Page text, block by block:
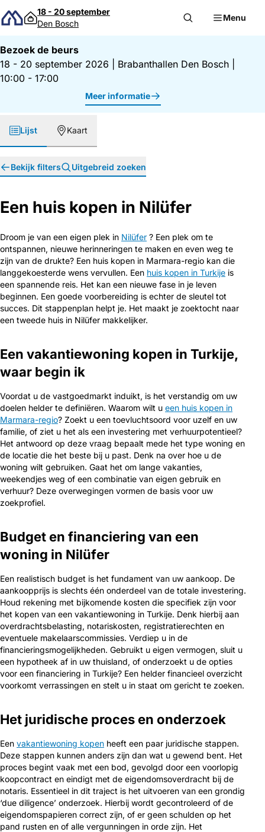
Direct naar inhoud
18 - 20 september
Den Bosch
Menu
Bezoek de beurs
18 - 20 september 2026
Brabanthallen Den Bosch
10:00 - 17:00
Meer informatie
Lijst Kaart
Bekijk filters Uitgebreid zoeken
Een huis kopen in Nilüfer
Droom je van een eigen plek in Nilüfer ? Een plek om te
ontspannen, nieuwe herinneringen te maken en even weg te
zijn van de drukte? Een huis kopen in Marmara-regio kan die
langgekoesterde wens vervullen. Een huis kopen in Turkije is
een spannende reis. Het kan een nieuwe fase in je leven
beginnen. Een goede voorbereiding is echter de sleutel tot
succes. Dit stappenplan helpt je. Het maakt je zoektocht naar
een tweede huis in Nilüfer makkelijker.
Een vakantiewoning kopen in Turkije,
waar begin ik
Voordat u de vastgoedmarkt induikt, is het verstandig om uw
doelen helder te definiëren. Waarom wilt u een huis kopen in
Marmara-regio? Zoekt u een toevluchtsoord voor uzelf en uw
familie, of ziet u het als een investering met verhuurpotentieel?
Het antwoord op deze vraag bepaalt mede het type woning en
de locatie die het beste bij u past. Denk na over hoe u de
woning wilt gebruiken. Gaat het om lange vakanties,
weekendjes weg of een combinatie van eigen gebruik en
verhuur? Deze overwegingen vormen de basis voor uw
zoekprofiel.
Budget en financiering van een
woning in Nilüfer
Een realistisch budget is het fundament van uw aankoop. De
aankoopprijs is slechts één onderdeel van de totale investering.
Houd rekening met bijkomende kosten die specifiek zijn voor
het kopen van een vakantiewoning in Turkije. Denk hierbij aan
overdrachtsbelasting, notariskosten, registratierechten en
eventuele makelaarscommissies. Verdiep u in de
financieringsmogelijkheden. Gebruikt u eigen vermogen, sluit u
een hypotheek af in uw thuisland, of onderzoekt u de opties
voor een financiering in Turkije? Een helder financieel overzicht
voorkomt verrassingen en stelt u in staat om gericht te zoeken.
Het juridische proces en onderzoek
Een vakantiewoning kopen heeft een paar juridische stappen.
Deze stappen kunnen anders zijn dan wat u gewend bent. Het
proces begint vaak met een bod, gevolgd door een voorlopig
koopcontract en eindigt met de eigendomsoverdracht bij de
notaris. Essentieel in dit traject is het uitvoeren van een grondig
‘due diligence’ onderzoek. Hierbij wordt gecontroleerd of de
eigendomspapieren correct zijn, of er geen schulden op het
pand rusten en of alle vergunningen in orde zijn. Het